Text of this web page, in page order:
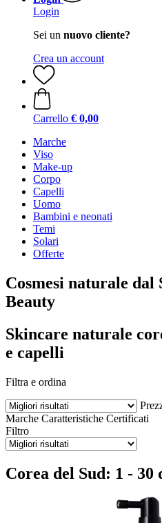
Login
Sei un nuovo cliente?
Crea un account
Carrello € 0,00
Marche
Viso
Make-up
Corpo
Capelli
Uomo
Bambini e neonati
Temi
Solari
Offerte
Cosmesi naturale
Beauty
Skincare naturale
e capelli
Filtra e ordina
Marche Caratteristiche Certificati
Filtro
Corea del Sud: 1 -